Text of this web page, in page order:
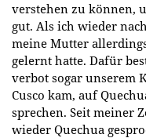
verstehen zu können,
gut. Als ich wieder
meine Mutter
gelernt hatte. Dafür
verbot sogar unserem
Cusco kam, auf
sprechen. Seit meiner
wieder Quechua